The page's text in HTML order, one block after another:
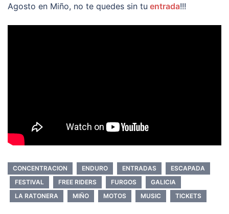
Agosto en Miño, no te quedes sin tu entrada!!!
CONCENTRACION ENDURO ENTRADAS
ESCAPADA
FESTIVAL
FREE RIDERS FURGOS
GALICIA
LA RATONERA
MIÑO MOTOS MUSIC TICKETS